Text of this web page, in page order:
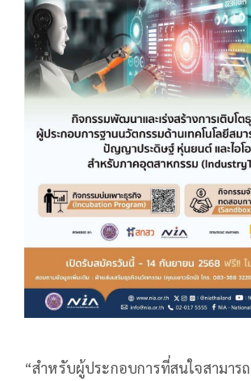
“สำหรับผู้ประกอบการที่สนใจสามาร